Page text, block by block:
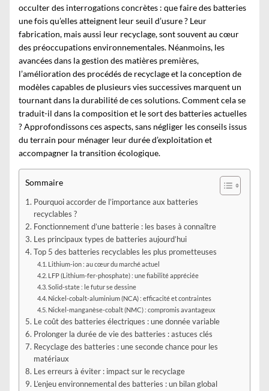
occulter des interrogations concrètes : que faire des batteries
une fois qu’elles atteignent leur seuil d’usure ? Leur
fabrication, mais aussi leur recyclage, sont souvent au cœur
des préoccupations environnementales. Néanmoins, les
avancées dans la gestion des matières premières,
l’amélioration des procédés de recyclage et la conception de
modèles capables de plusieurs vies successives marquent un
tournant dans la durabilité de ces solutions. Comment cela se
traduit-il dans la composition et le sort des batteries actuelles
? Approfondissons ces aspects, sans négliger les conseils issus
du terrain pour ménager leur durée d’exploitation et
accompagner la transition écologique.
Sommaire
Pourquoi accorder de l’importance aux batteries
recyclables ?
Fonctionnement d’une batterie : les bases à connaître
Les principaux types de batteries aujourd’hui
Top 5 des batteries recyclables les plus prometteuses
Lithium-ion : au cœur du marché actuel
LFP (Lithium-fer-phosphate) : une fiabilité appréciée
Solid-state : le futur se dessine
Nickel-cobalt-aluminium (NCA) : efficacité et contraintes
Nickel-manganèse-cobalt (NMC) : compromis avantageux
Le coût des batteries électriques : une donnée variable
Prolonger la durée de vie des batteries : astuces clés
Recyclage des batteries : une seconde chance pour les
matériaux
Les erreurs à éviter : impact sur le recyclage
L’enjeu environnemental des batteries : un bilan global